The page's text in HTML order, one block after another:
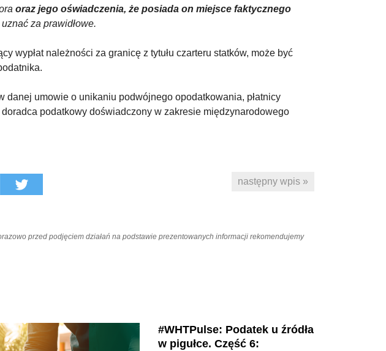
oraz jego oświadczenia, że posiada on miejsce faktycznego
uznać za prawidłowe.
wypłat należności za granicę z tytułu czarteru statków, może być
umowie o unikaniu podwójnego opodatkowania, płatnicy
podatkowy doświadczony w zakresie międzynarodowego
następny wpis »
przed podjęciem działań na podstawie prezentowanych informacji rekomendujemy
#WHTPulse: Podatek u źródła
w pigułce. Część 6: